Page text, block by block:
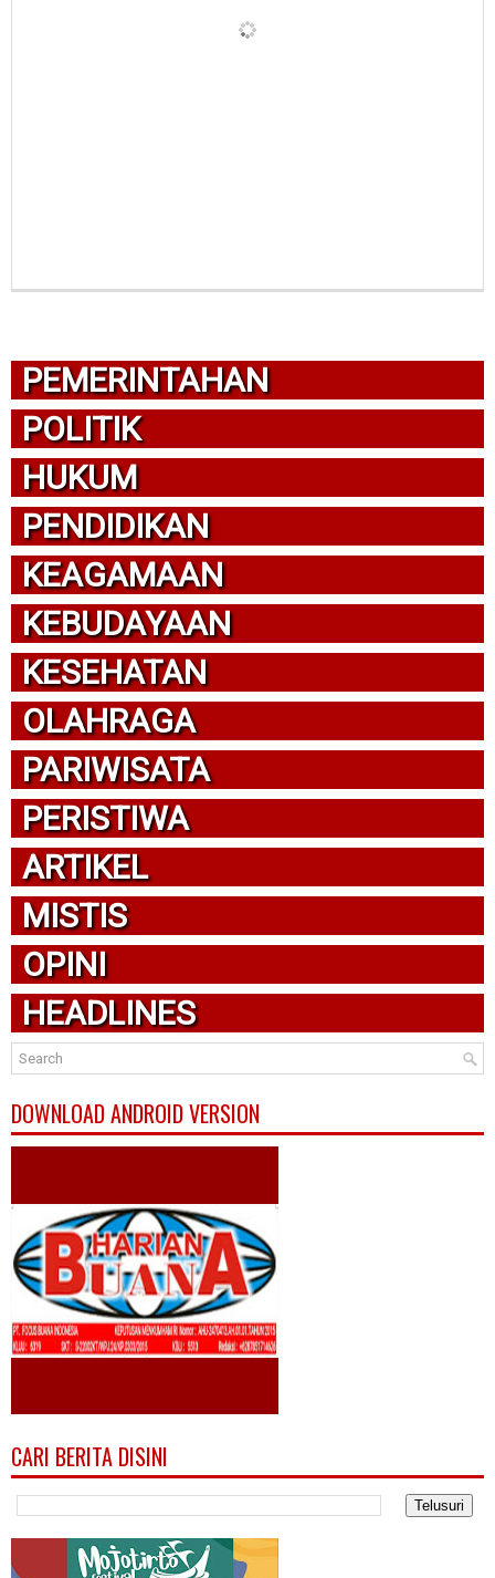
PEMERINTAHAN
POLITIK
HUKUM
PENDIDIKAN
KEAGAMAAN
KEBUDAYAAN
KESEHATAN
OLAHRAGA
PARIWISATA
PERISTIWA
ARTIKEL
MISTIS
OPINI
HEADLINES
DOWNLOAD ANDROID VERSION
CARI BERITA DISINI